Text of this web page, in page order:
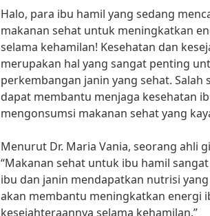
Halo, para ibu hamil yang sedang
makanan sehat untuk meningkatkan
selama kehamilan! Kesehatan dan
merupakan hal yang sangat penting
perkembangan janin yang sehat.
dapat membantu menjaga kesehatan
mengonsumsi makanan sehat yang
Menurut Dr. Maria Vania, seorang ahli
“Makanan sehat untuk ibu hamil
ibu dan janin mendapatkan nutrisi
akan membantu meningkatkan energi
kesejahteraannya selama kehamilan.”